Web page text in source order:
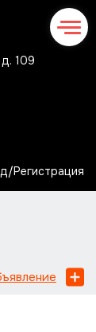
109
Регистрация